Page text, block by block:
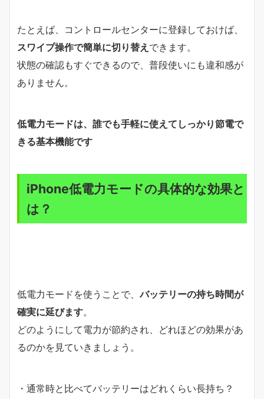
たとえば、コントロールセンターに登録しておけば、
スワイプ操作で簡単に切り替え できます。
状態の確認もすぐできるので、普段使いにも違和感が
ありません。
低電力モードは、誰でも手軽に使えてしっかり節電で
きる基本機能です
iPhone低電力モードの具体的な効果と
は？
低電力モードを使うことで、バッテリーの持ち時間が
確実に延びます。
どのようにして電力が節約され、どれほどの効果があ
るのかを見ていきましょう。
・通常時と比べてバッテリーはどれくらい長持ち？